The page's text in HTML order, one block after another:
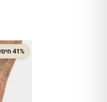
41% חיסכון